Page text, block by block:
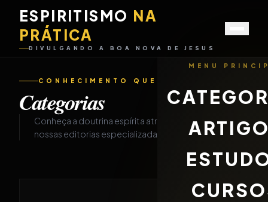
ESPIRITISMO NA
PRÁTICA
DIVULGANDO A BOA NOVA DE JESUS
MENU
CONHECIMENTO QUE DESPERTA
Categorias
Conheça a doutrina espírita através de
nossas editorias especializadas.